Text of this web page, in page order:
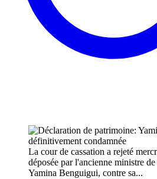
La cour de cassation a rejeté
déposée par l'ancienne ministre
Yamina Benguigui, contre sa...